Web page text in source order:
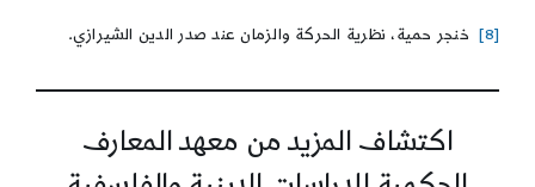
[8] خنجر حمية، نظرية الحركة والزمان عند صدر الدين الشيرازي.
اكتشاف المزيد من معهد المعارف